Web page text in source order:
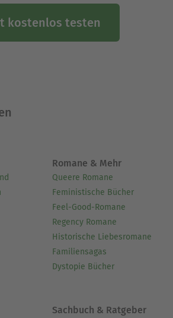
kostenlos testen
Romane & Mehr
Queere Romane
Feministische Bücher
Feel-Good-Romane
Regency Romane
Historische Liebesromane
Familiensagas
Dystopie Bücher
Sachbuch & Ratgeber